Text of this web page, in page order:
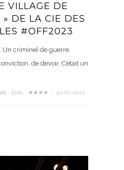
VILLAGE DE
» DE LA CIE DES
#OFF2023
Un criminel de guerre.
de devoir. C’était un
, Lyon, ★★★★ / 25/07/2023